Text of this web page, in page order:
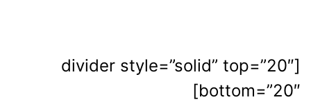
[divider style=”solid” top=”20″
bottom=”20″]